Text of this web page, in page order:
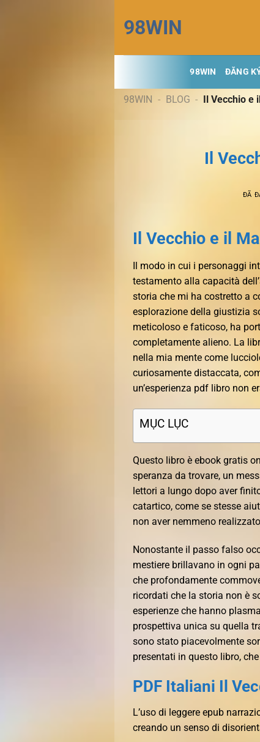
đến
nội
dung
98WIN
98WIN ĐĂNG
98WIN - BLOG - Il Vecchio e
Il
ĐÃ
Il Vecchio e il
Il modo in cui i personaggi
testamento alla capacità
storia che mi ha costretto a
esplorazione della giustizia
meticoloso e faticoso, ha
completamente alieno. La
nella mia mente come
curiosamente distaccata,
un’esperienza pdf libro non
MỤC LỤC
Questo libro è ebook gratis
speranza da trovare, un
lettori a lungo dopo aver
catartico, come se stesse
non aver nemmeno
Nonostante il passo falso
mestiere brillavano in ogni
che profondamente
ricordati che la storia non è
esperienze che hanno
prospettiva unica su quella
sono stato piacevolmente
presentati in questo libro,
PDF Italiani Il
L’uso di leggere epub
creando un senso di